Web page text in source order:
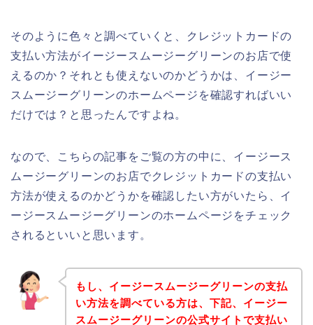
そのように色々と調べていくと、クレジットカードの
支払い方法がイージースムージーグリーンのお店で使
えるのか？それとも使えないのかどうかは、イージー
スムージーグリーンのホームページを確認すればいい
だけでは？と思ったんですよね。
なので、こちらの記事をご覧の方の中に、イージース
ムージーグリーンのお店でクレジットカードの支払い
方法が使えるのかどうかを確認したい方がいたら、イ
ージースムージーグリーンのホームページをチェック
されるといいと思います。
もし、イージースムージーグリーンの支払
い方法を調べている方は、下記、イージー
スムージーグリーンの公式サイトで支払い